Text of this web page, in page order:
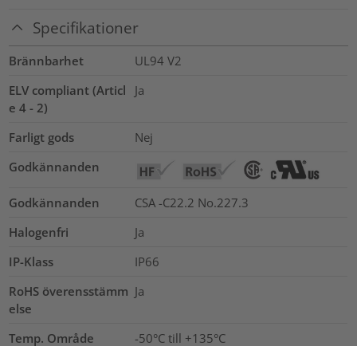
Specifikationer
Brännbarhet
UL94 V2
ELV compliant (Articl
e 4 - 2)
Ja
Farligt gods
Nej
Godkännanden
Godkännanden
CSA -C22.2 No.227.3
Halogenfri
Ja
IP-Klass
IP66
RoHS överensstämm
else
Ja
Temp. Område
-50°C till +135°C